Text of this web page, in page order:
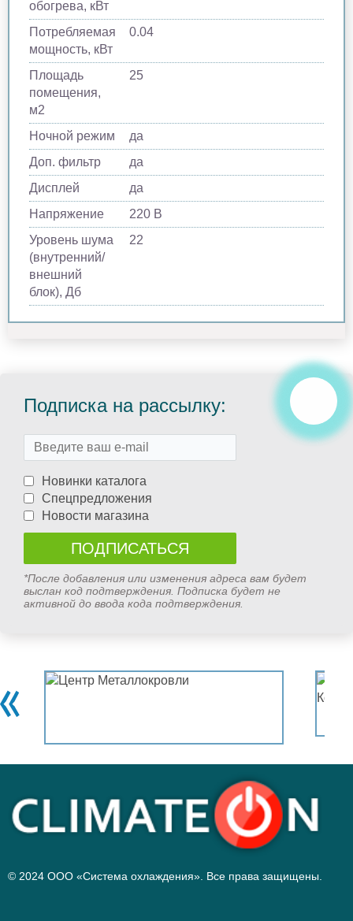
обогрева, кВт
Потребляемая
мощность, кВт
0.04
Площадь
помещения,
м2
25
Ночной режим
да
Доп. фильтр
да
Дисплей
да
Напряжение
220 В
Уровень шума
(внутренний/
внешний
блок), Дб
22
Подписка на рассылку:
Новинки каталога
Спецпредложения
Новости магазина
*После добавления или изменения адреса вам будет
выслан код подтверждения. Подписка будет не
активной до ввода кода подтверждения.
© 2024 ООО «Система охлаждения». Все права защищены.